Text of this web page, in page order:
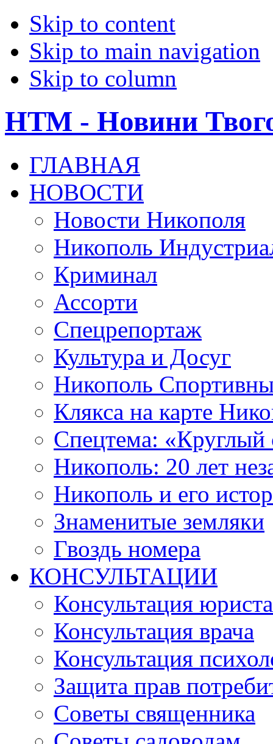
Skip to content
Skip to main navigation
Skip to column
НТМ - Новини
ГЛАВНАЯ
НОВОСТИ
Новости Никополя
Никополь
Криминал
Ассорти
Спецрепортаж
Культура и Досуг
Никополь
Клякса на карте
Cпецтема:
Никополь: 20 лет
Никополь и его
Знаменитые земляки
Гвоздь номера
КОНСУЛЬТАЦИИ
Консультация юриста
Консультация врача
Консультация
Защита прав
Советы священника